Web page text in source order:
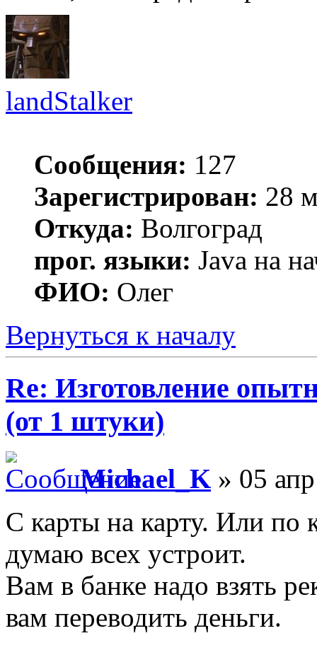
landStalker
Сообщения: 127
Зарегистрирован: 28
Откуда: Волгоград
прог. языки: Java на
ФИО: Олег
Вернуться к началу
Re: Изготовление
(от 1 штуки)
Michael_K » 05
С карты на карту. Или по
думаю всех устроит.
Вам в банке надо взять
вам переводить деньги.